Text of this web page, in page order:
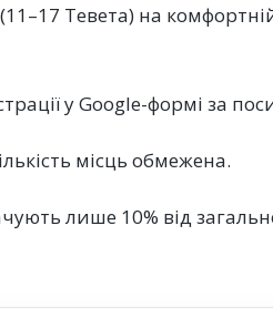
Тевета) на
у Google-формі за
місць обмежена.
лише 10% від